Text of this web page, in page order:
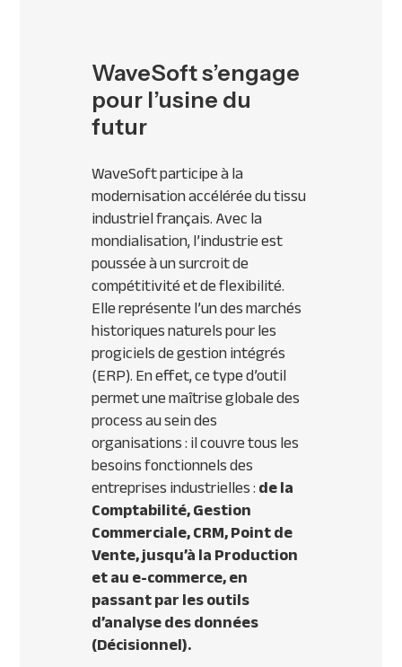
WaveSoft s’engage
pour l’usine du
futur
WaveSoft participe à la
modernisation accélérée du tissu
industriel français. Avec la
mondialisation, l’industrie est
poussée à un surcroit de
compétitivité et de flexibilité.
Elle représente l’un des marchés
historiques naturels pour les
progiciels de gestion intégrés
(ERP). En effet, ce type d’outil
permet une maîtrise globale des
process au sein des
organisations : il couvre tous les
besoins fonctionnels des
entreprises industrielles :de la
Comptabilité, Gestion
Commerciale,CRM, Point de
Vente, jusqu’à la Production
et au e-commerce, en
passant par les outils
d’analyse des données
(Décisionnel).